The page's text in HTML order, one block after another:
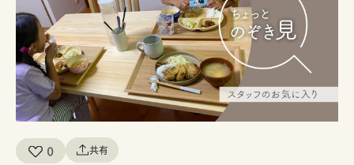
0 共有